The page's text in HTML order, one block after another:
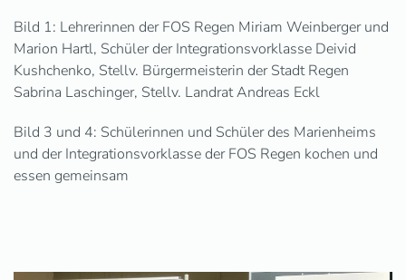
Bild 1: Lehrerinnen der FOS Regen Miriam Weinberger und
Marion Hartl, Schüler der Integrationsvorklasse Deivid
Kushchenko, Stellv. Bürgermeisterin der Stadt Regen
Sabrina Laschinger, Stellv. Landrat Andreas Eckl
Bild 3 und 4: Schülerinnen und Schüler des Marienheims
und der Integrationsvorklasse der FOS Regen kochen und
essen gemeinsam